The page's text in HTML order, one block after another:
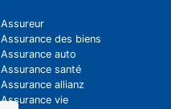
Assureur
Assurance des biens
Assurance auto
Assurance santé
Assurance allianz
Assurance vie